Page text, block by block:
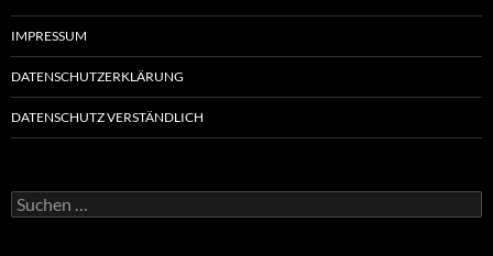
IMPRESSUM
DATENSCHUTZERKLÄRUNG
DATENSCHUTZ VERSTÄNDLICH
Suchen
nach: